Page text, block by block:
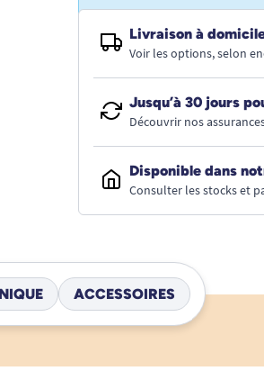
Livraison à
Voir les options, selon
Jusqu’à 30 jours
Découvrir nos
Disponible dans
Consulter les stocks et
ACCESSOIRES